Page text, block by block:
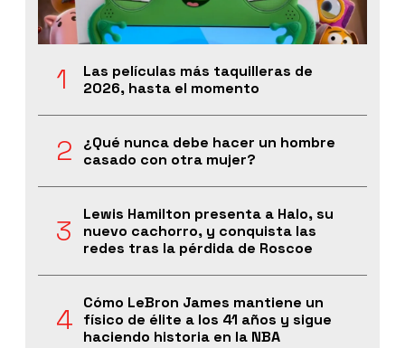
Las películas más taquilleras de
2026, hasta el momento
¿Qué nunca debe hacer un hombre
casado con otra mujer?
Lewis Hamilton presenta a Halo, su
nuevo cachorro, y conquista las
redes tras la pérdida de Roscoe
Cómo LeBron James mantiene un
físico de élite a los 41 años y sigue
haciendo historia en la NBA